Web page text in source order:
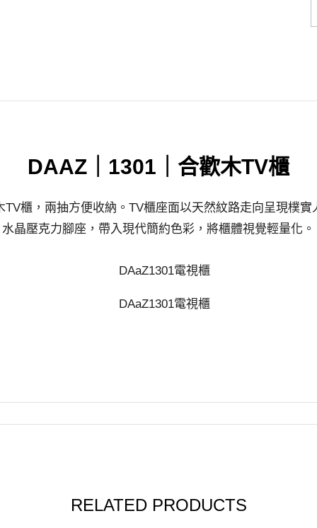
DAAZ｜1301｜合歡木TV櫃
TV櫃，兩抽方便收納。TV櫃座面以天然紋路走向呈現樸實
水晶壓克力腳座，帶入現代簡約色彩，將櫃體視覺輕量化。
RELATED PRODUCTS